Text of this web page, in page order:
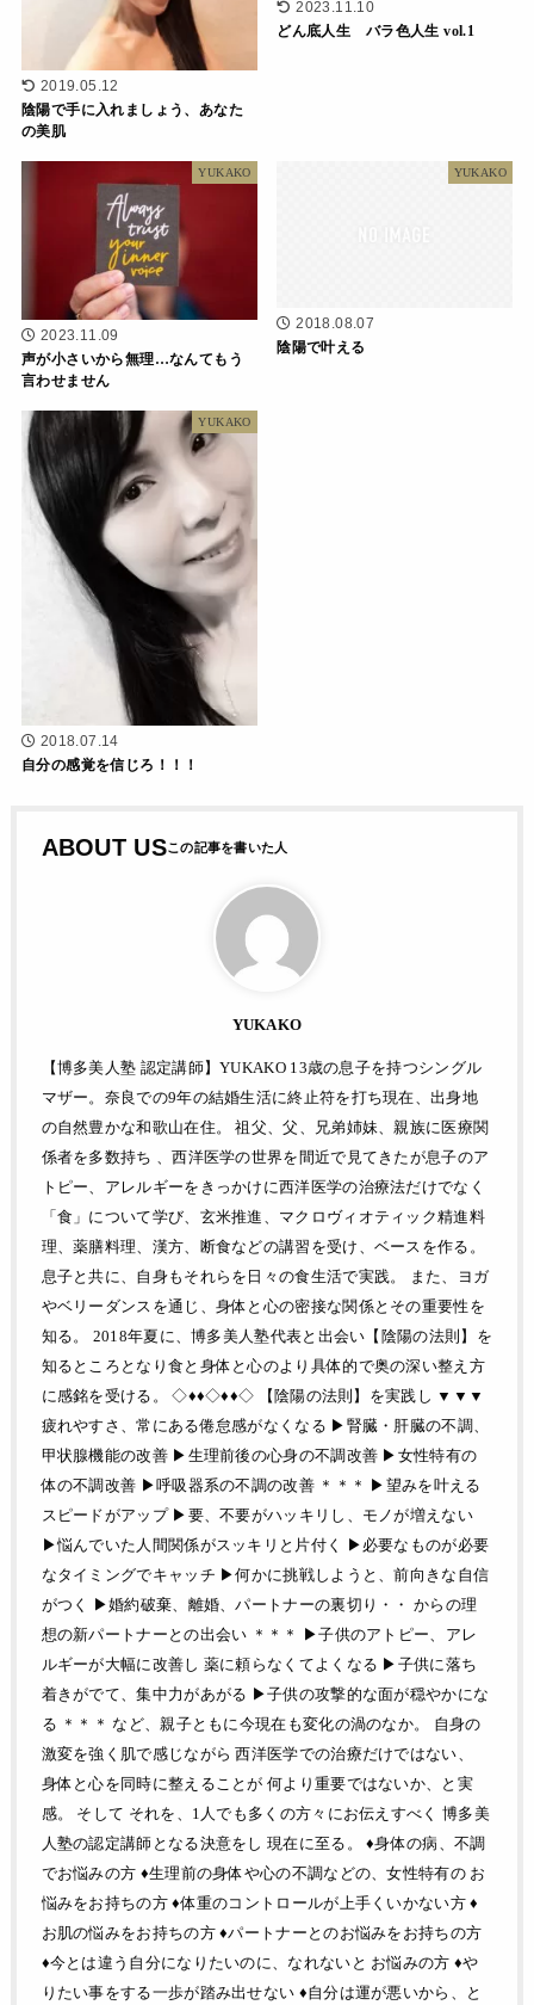
2019.05.12
陰陽で手に入れましょう、あなた
の美肌
2023.11.10
どん底人生 バラ色人生 vol.1
YUKAKO
2023.11.09
声が小さいから無理…なんてもう
言わせません
YUKAKO
2018.08.07
陰陽で叶える
YUKAKO
2018.07.14
自分の感覚を信じろ！！！
ABOUT US
YUKAKO
【博多美人塾 認定講師】YUKAKO 13歳の息子を持つシングル
マザー。奈良での9年の結婚生活に終止符を打ち現在、出身地
の自然豊かな和歌山在住。 祖父、父、兄弟姉妹、親族に医療関
係者を多数持ち 、西洋医学の世界を間近で見てきたが息子のア
トピー、アレルギーをきっかけに西洋医学の治療法だけでなく
「食」について学び、玄米推進、マクロヴィオティック精進料
理、薬膳料理、漢方、断食などの講習を受け、ベースを作る。
息子と共に、自身もそれらを日々の食生活で実践。 また、ヨガ
やベリーダンスを通じ、身体と心の密接な関係とその重要性を
知る。 2018年夏に、博多美人塾代表と出会い【陰陽の法則】を
知るところとなり食と身体と心のより具体的で奥の深い整え方
に感銘を受ける。 ◇♦♦◇♦♦◇ 【陰陽の法則】を実践し ▼▼▼
疲れやすさ、常にある倦怠感がなくなる ▶︎腎臓・肝臓の不調、
甲状腺機能の改善 ▶︎生理前後の心身の不調改善 ▶︎女性特有の
体の不調改善 ▶︎呼吸器系の不調の改善 ＊＊＊ ▶︎望みを叶える
スピードがアップ ▶︎要、不要がハッキリし、モノが増えない
▶︎悩んでいた人間関係がスッキリと片付く ▶︎必要なものが必要
なタイミングでキャッチ ▶︎何かに挑戦しようと、前向きな自信
がつく ▶︎婚約破棄、離婚、パートナーの裏切り・・ からの理
想の新パートナーとの出会い ＊＊＊ ▶︎子供のアトピー、アレ
ルギーが大幅に改善し 薬に頼らなくてよくなる ▶︎子供に落ち
着きがでて、集中力があがる ▶︎子供の攻撃的な面が穏やかにな
る ＊＊＊ など、親子ともに今現在も変化の渦のなか。 自身の
激変を強く肌で感じながら 西洋医学での治療だけではない、
身体と心を同時に整えることが 何より重要ではないか、と実
感。 そして それを、1人でも多くの方々にお伝えすべく 博多美
人塾の認定講師となる決意をし 現在に至る。 ♦身体の病、不調
でお悩みの方 ♦生理前の身体や心の不調などの、女性特有の お
悩みをお持ちの方 ♦体重のコントロールが上手くいかない方 ♦
お肌の悩みをお持ちの方 ♦パートナーとのお悩みをお持ちの方
♦今とは違う自分になりたいのに、なれないと お悩みの方 ♦や
りたい事をする一歩が踏み出せない ♦自分は運が悪いから、と